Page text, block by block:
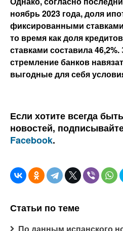
ноябрь 2023 года, доля
фиксированными
то время как доля
ставками составила
стремление банков
выгодные для себя
Если хотите всегда
новостей,
Facebook.
Статьи по теме